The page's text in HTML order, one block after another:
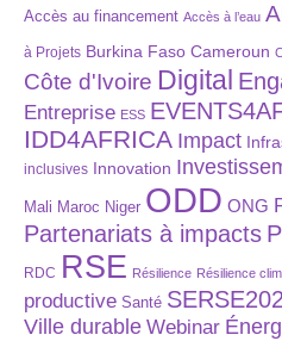
Accès au financement Accès à l’eau
à Projets Burkina Faso Cameroun
Côte d'Ivoire Digital
Entreprise ESS
IDD4AFRICA Impact
inclusives Innovation
Mali Maroc Niger ODD ONG
Partenariats à impacts
RDC RSE Résilience Résilience
productive Santé
Ville durable Webinar